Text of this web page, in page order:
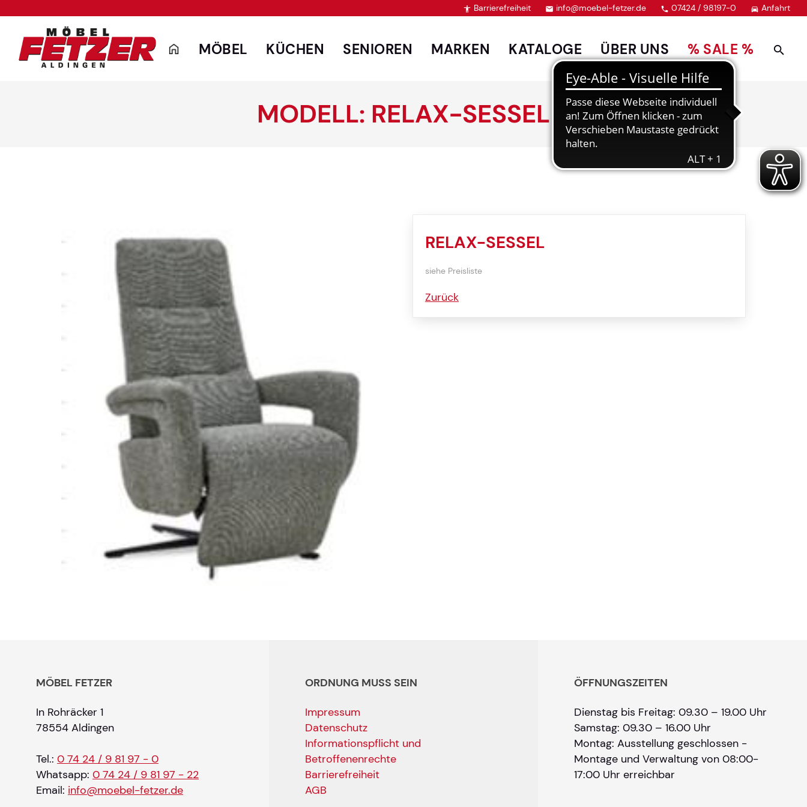
 Barrierefreiheit  info@moebel-fetzer.de  07424 / 98197-0  Anfahrt
MÖBEL KÜCHEN SENIOREN MARKEN KATALOGE ÜBER UNS % SALE %
MODELL: RELAX-SESSEL
RELAX-SESSEL
siehe Preisliste
Zurück
MÖBEL FETZER
In Rohräcker 1
78554 Aldingen
Tel.: 0 74 24 / 9 81 97 - 0
Whatsapp: 0 74 24 / 9 81 97 - 22
Email: info@moebel-fetzer.de
ORDNUNG MUSS SEIN
Impressum
Datenschutz
Informationspflicht und
Betroffenenrechte
Barrierefreiheit
AGB
ÖFFNUNGSZEITEN
Dienstag bis Freitag: 09.30 – 19.00 Uhr
Samstag: 09.30 – 16.00 Uhr
Montag: Ausstellung geschlossen -
Montage und Verwaltung von 08:00-
17:00 Uhr erreichbar